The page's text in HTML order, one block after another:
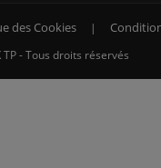
des Cookies
- Tous droits réservés